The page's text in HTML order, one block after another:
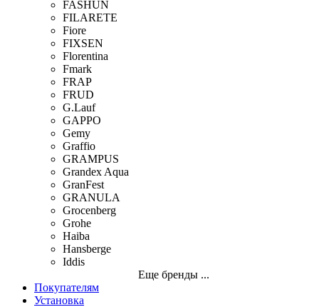
FASHUN
FILARETE
Fiore
FIXSEN
Florentina
Fmark
FRAP
FRUD
G.Lauf
GAPPO
Gemy
Graffio
GRAMPUS
Grandex Aqua
GranFest
GRANULA
Grocenberg
Grohe
Haiba
Hansberge
Iddis
Еще бренды ...
Покупателям
Установка